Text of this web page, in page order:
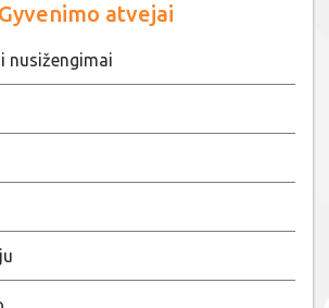
Gyvenimo atvejai
nusižengimai